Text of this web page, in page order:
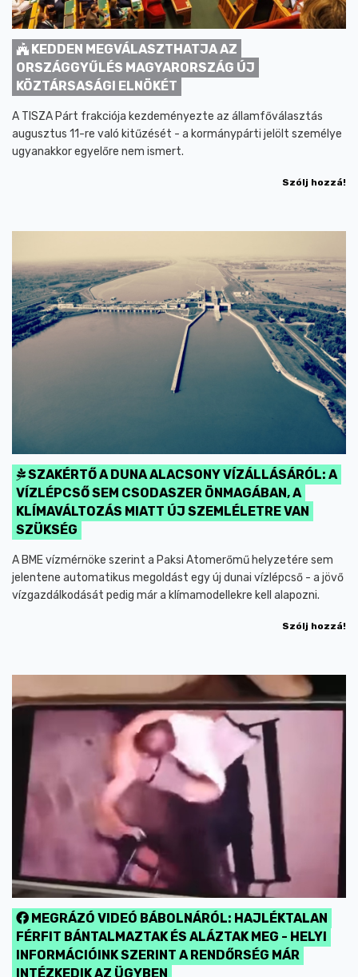
KEDDEN MEGVÁLASZTHATJA AZ
ORSZÁGGYŰLÉS MAGYARORSZÁG ÚJ
KÖZTÁRSASÁGI ELNÖKÉT
A TISZA Párt frakciója kezdeményezte az államfőválasztás
augusztus 11-re való kitűzését - a kormánypárti jelölt személye
ugyanakkor egyelőre nem ismert.
Szólj hozzá!
SZAKÉRTŐ A DUNA ALACSONY VÍZÁLLÁSÁRÓL: A
VÍZLÉPCSŐ SEM CSODASZER ÖNMAGÁBAN, A
KLÍMAVÁLTOZÁS MIATT ÚJ SZEMLÉLETRE VAN
SZÜKSÉG
A BME vízmérnöke szerint a Paksi Atomerőmű helyzetére sem
jelentene automatikus megoldást egy új dunai vízlépcső - a jövő
vízgazdálkodását pedig már a klímamodellekre kell alapozni.
Szólj hozzá!
MEGRÁZÓ VIDEÓ BÁBOLNÁRÓL: HAJLÉKTALAN
FÉRFIT BÁNTALMAZTAK ÉS ALÁZTAK MEG - HELYI
INFORMÁCIÓINK SZERINT A RENDŐRSÉG MÁR
INTÉZKEDIK AZ ÜGYBEN